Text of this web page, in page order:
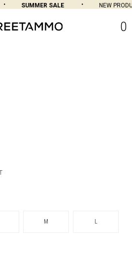
SUMMER SALE NEW
0
M L